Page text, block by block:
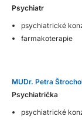
Psychiatr
psychiatrické
farmakoterapie
MUDr. Petra
Psychiatrička
psychiatrické